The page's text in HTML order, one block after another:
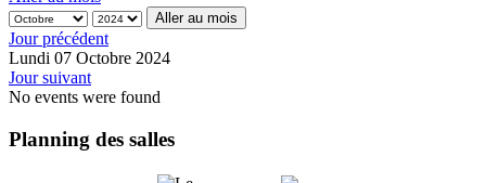
Aller au mois
Jour précédent
Lundi 07 Octobre 2024
Jour suivant
No events were found
Planning des salles